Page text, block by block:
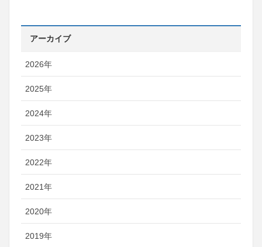
アーカイブ
2026年
2025年
2024年
2023年
2022年
2021年
2020年
2019年